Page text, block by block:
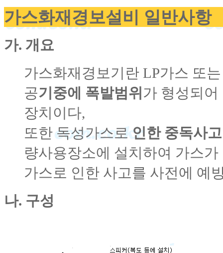
가스화재경보설비 일반사항
가. 개요
가스화재경보기란 LP가스 또
공기중에 폭발범위 가 형성되
장치이다,
또한 독성가스로인한 중독사
량사용장소에 설치하여 가스
가스로 인한 사고를 사전에 예
나. 구성